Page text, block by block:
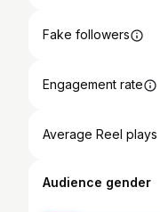
Fake followers
Engagement rate
Average Reel plays
Audience gender